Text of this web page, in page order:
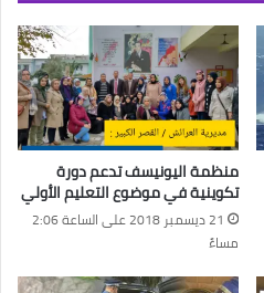
منظمة اليونيسف تدعم دورة
تكوينية في موضوع التعليم الأولي
21 ديسمبر 2018 على الساعة 2:06
مساءً